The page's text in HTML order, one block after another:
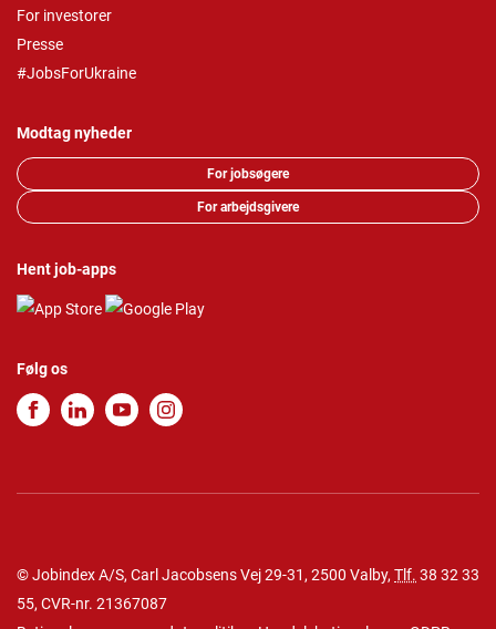
For investorer
Presse
#JobsForUkraine
Modtag nyheder
For jobsøgere
For arbejdsgivere
Hent job-apps
Følg os
© Jobindex A/S, Carl Jacobsens Vej 29-31, 2500 Valby, Tlf. 38 32 33
55, CVR-nr. 21367087